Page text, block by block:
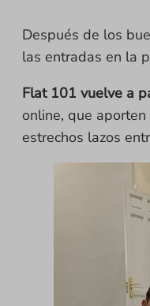
Después de los
las entradas en la
Flat 101 vuelve a
online, que
estrechos lazos